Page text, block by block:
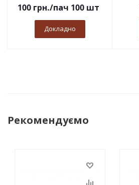
100грн./пач 100 шт
Докладно
Рекомендуємо